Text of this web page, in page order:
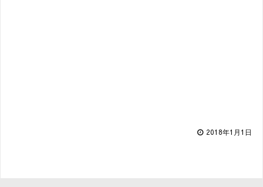
2018年1月1日